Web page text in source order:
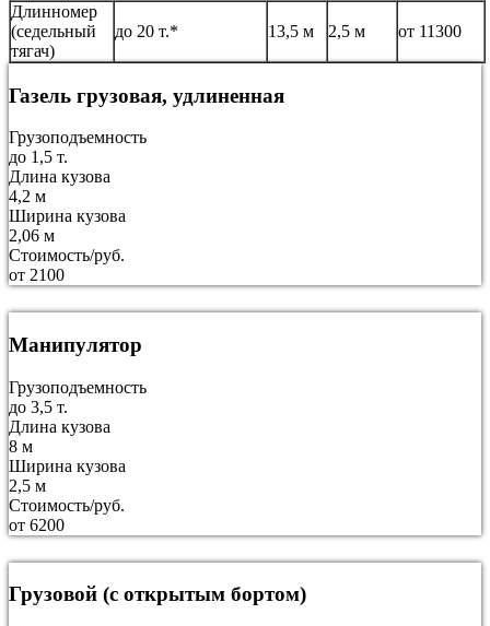
Длинномер
(седельный
тягач)
до 20 т.* 13,5 м 2,5 м от 11300
Газель грузовая, удлиненная
Грузоподъемность
до 1,5 т.
Длина кузова
4,2 м
Ширина кузова
2,06 м
Стоимость/руб.
от 2100
Манипулятор
Грузоподъемность
до 3,5 т.
Длина кузова
8 м
Ширина кузова
2,5 м
Стоимость/руб.
от 6200
Грузовой (с открытым бортом)